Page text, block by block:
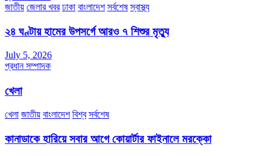
জাতীয় জেলার খবর ঢাকা বাংলাদেশ সর্বশেষ স্বাস্থ্য
২৪ ঘণ্টায় হামের উপসর্গে আরও ৭ শিশুর মৃত্যু
July 5, 2026
প্রধান সম্পাদক
খেলা
খেলা জাতীয় বাংলাদেশ বিশ্ব সর্বশেষ
কানাডাকে হারিয়ে সবার আগে কোয়ার্টার ফাইনালে মরক্কো